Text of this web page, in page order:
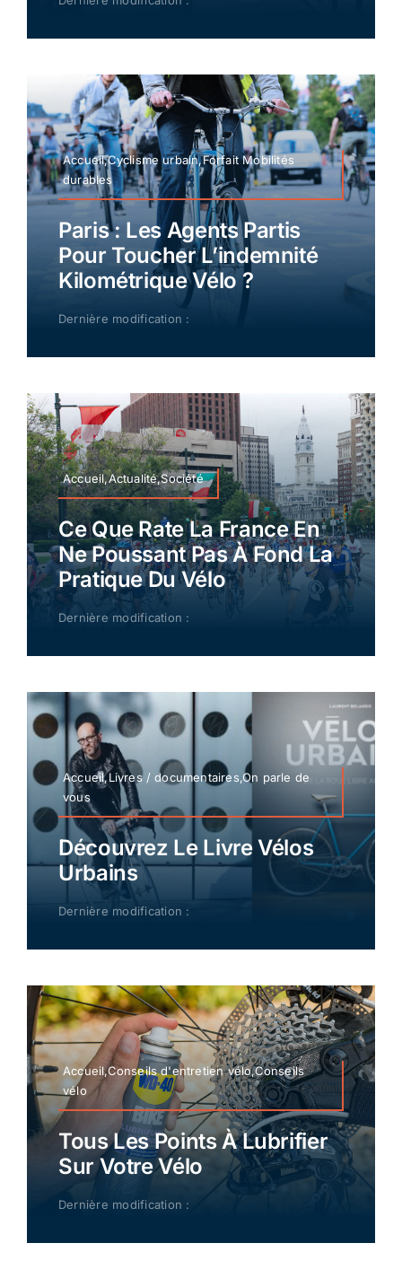
Accueil,Cyclisme urbain,Forfait Mobilités
durables
Paris : Les Agents Partis
Pour Toucher L’indemnité
Kilométrique Vélo ?
Dernière modification :
Accueil,Actualité,Société
Ce Que Rate La France En
Ne Poussant Pas À Fond La
Pratique Du Vélo
Dernière modification :
Accueil,Livres / documentaires,On parle de
vous
Découvrez Le Livre Vélos
Urbains
Dernière modification :
Accueil,Conseils d'entretien vélo,Conseils
vélo
Tous Les Points À Lubrifier
Sur Votre Vélo
Dernière modification :